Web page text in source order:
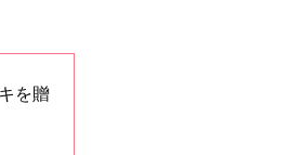
を贈